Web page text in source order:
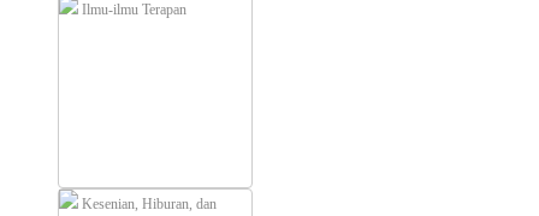
Ilmu-ilmu Terapan
Kesenian, Hiburan, dan